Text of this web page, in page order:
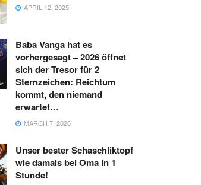
APRIL 12, 2025
Baba Vanga hat es
vorhergesagt – 2026 öffnet
sich der Tresor für 2
Sternzeichen: Reichtum
kommt, den niemand
erwartet…
MARCH 7, 2026
Unser bester Schaschliktopf
wie damals bei Oma in 1
Stunde!